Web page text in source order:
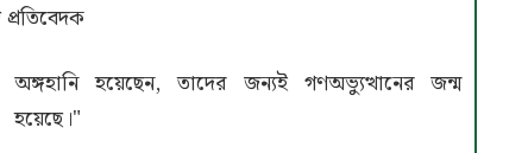
প্রতিবেদক
অঙ্গহানি হয়েছেন, তাদের জন্যই গণঅভ্যুত্থানের জন্ম
হয়েছে।"